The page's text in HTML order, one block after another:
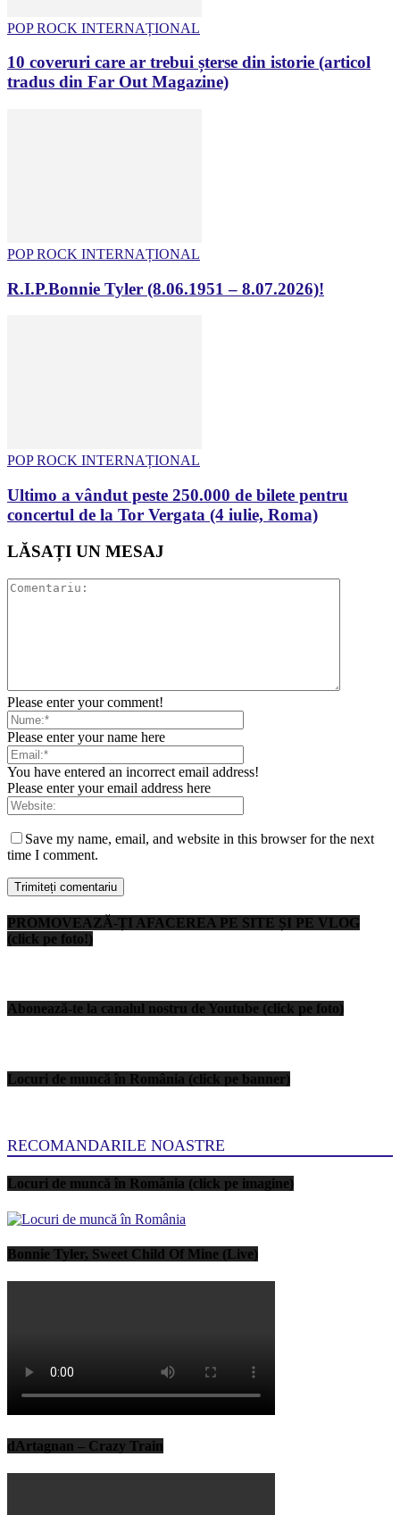
POP ROCK INTERNAȚIONAL
10 coveruri care ar trebui șterse din istorie (articol
tradus din Far Out Magazine)
POP ROCK INTERNAȚIONAL
R.I.P.Bonnie Tyler (8.06.1951 – 8.07.2026)!
POP ROCK INTERNAȚIONAL
Ultimo a vândut peste 250.000 de bilete pentru
concertul de la Tor Vergata (4 iulie, Roma)
LĂSAȚI UN MESAJ
Please enter your comment!
Please enter your name here
You have entered an incorrect email address!
Please enter your email address here
Save my name, email, and website in this browser for the next
time I comment.
PROMOVEAZĂ-ȚI AFACEREA PE SITE ȘI PE VLOG
(click pe foto!)
Abonează-te la canalul nostru de Youtube (click pe foto)
Locuri de muncă în România (click pe banner)
RECOMANDARILE NOASTRE
Locuri de muncă în România (click pe imagine)
Bonnie Tyler, Sweet Child Of Mine (Live)
dArtagnan – Crazy Train